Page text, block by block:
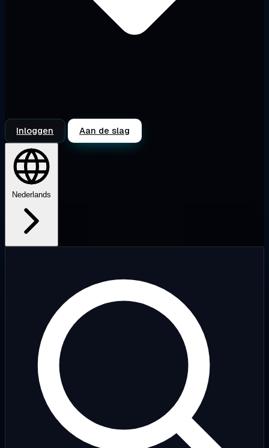
Inloggen Aan de slag
Nederlands